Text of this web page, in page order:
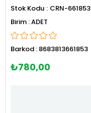
Stok Kodu
CRN-661853
ADET
Barkod : 8683813661853
₺780,00